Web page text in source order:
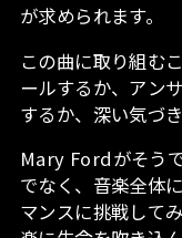
が求められます。
この曲に取り組む
ールするか、アン
するか、深い気づ
Mary Fordがそう
でなく、音楽全体
マンスに挑戦して